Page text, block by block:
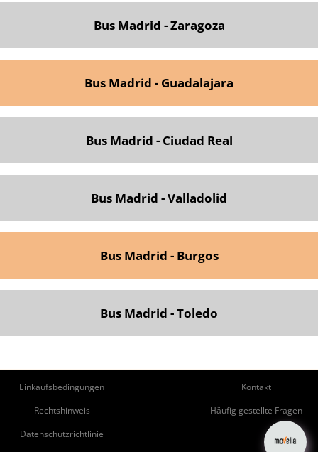
Bus Madrid - Zaragoza
Bus Madrid - Guadalajara
Bus Madrid - Ciudad Real
Bus Madrid - Valladolid
Bus Madrid - Burgos
Bus Madrid - Toledo
Einkaufsbedingungen
Rechtshinweis
Datenschutzrichtlinie
Kontakt
Häufig gestellte Fragen